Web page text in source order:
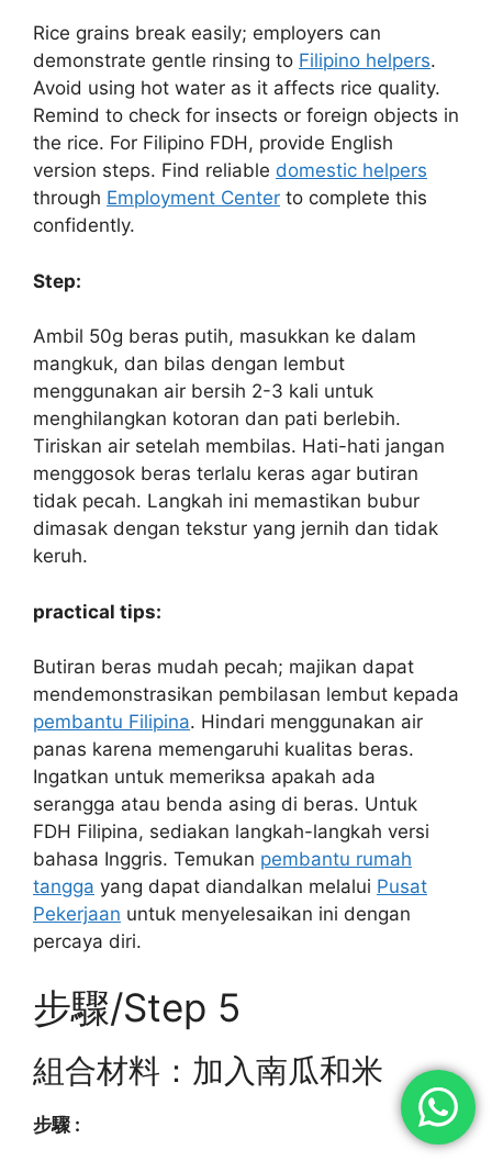
Rice grains break easily; employers can
demonstrate gentle rinsing to Filipino helpers.
Avoid using hot water as it affects rice quality.
Remind to check for insects or foreign objects in
the rice. For Filipino FDH, provide English
version steps. Find reliable domestic helpers
through Employment Center to complete this
confidently.
Step:
Ambil 50g beras putih, masukkan ke dalam
mangkuk, dan bilas dengan lembut
menggunakan air bersih 2-3 kali untuk
menghilangkan kotoran dan pati berlebih.
Tiriskan air setelah membilas. Hati-hati jangan
menggosok beras terlalu keras agar butiran
tidak pecah. Langkah ini memastikan bubur
dimasak dengan tekstur yang jernih dan tidak
keruh.
practical tips:
Butiran beras mudah pecah; majikan dapat
mendemonstrasikan pembilasan lembut kepada
pembantu Filipina. Hindari menggunakan air
panas karena memengaruhi kualitas beras.
Ingatkan untuk memeriksa apakah ada
serangga atau benda asing di beras. Untuk
FDH Filipina, sediakan langkah-langkah versi
bahasa Inggris. Temukan pembantu rumah
tangga yang dapat diandalkan melalui Pusat
Pekerjaan untuk menyelesaikan ini dengan
percaya diri.
步驟/Step 5
組合材料：加入南瓜和米
步驟 :